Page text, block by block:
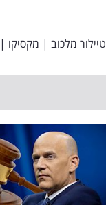
טיילור מלכוב | מקסיקו |